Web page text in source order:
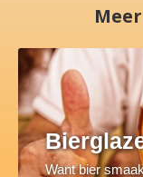
Want bier